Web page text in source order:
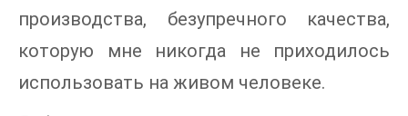
производства, безупречного качества,
которую мне никогда не приходилось
использовать на живом человеке.